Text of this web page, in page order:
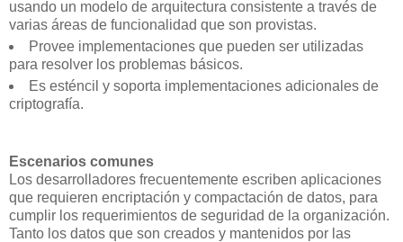
usando un modelo de arquitectura consistente a través de
varias áreas de funcionalidad que son provistas.
Provee implementaciones que pueden ser utilizadas
para resolver los problemas básicos.
Es esténcil y soporta implementaciones adicionales de
criptografía.
Escenarios comunes
Los desarrolladores frecuentemente escriben aplicaciones
que requieren encriptación y compactación de datos, para
cumplir los requerimientos de seguridad de la organización.
Tanto los datos que son creados y mantenidos por las